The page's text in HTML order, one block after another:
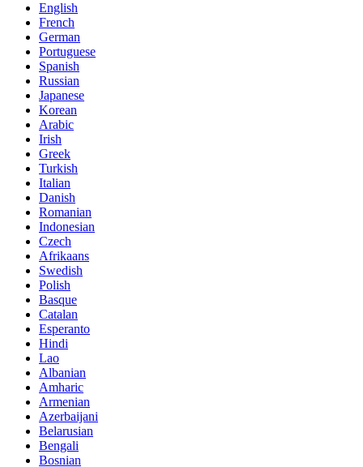
English
French
German
Portuguese
Spanish
Russian
Japanese
Korean
Arabic
Irish
Greek
Turkish
Italian
Danish
Romanian
Indonesian
Czech
Afrikaans
Swedish
Polish
Basque
Catalan
Esperanto
Hindi
Lao
Albanian
Amharic
Armenian
Azerbaijani
Belarusian
Bengali
Bosnian